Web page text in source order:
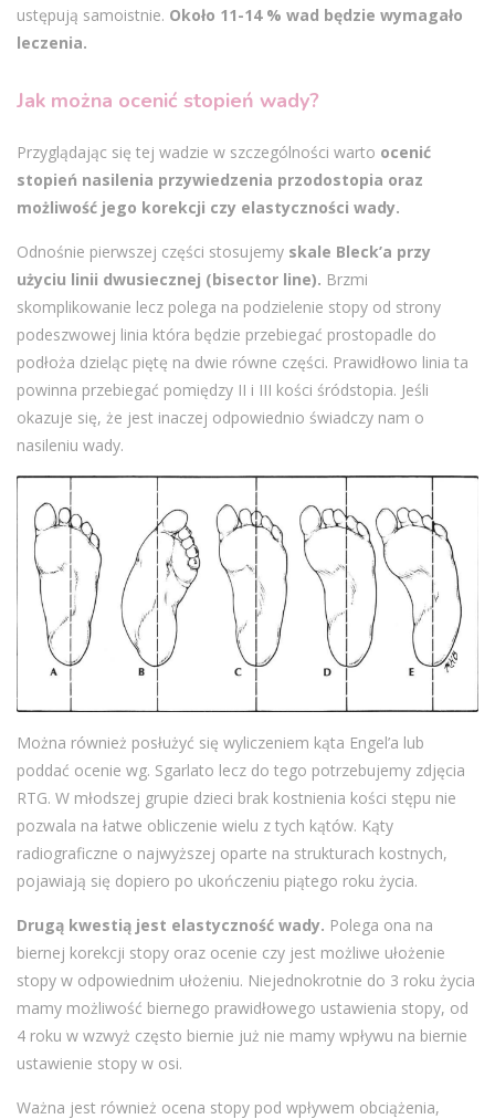
ustępują samoistnie. Około 11-14 % wad będzie wymagało
leczenia.
Jak można ocenić stopień wady?
Przyglądając się tej wadzie w szczególności warto ocenić
stopień nasilenia przywiedzenia przodostopia oraz
możliwość jego korekcji czy elastyczności wady.
Odnośnie pierwszej części stosujemy skale Bleck’a przy
użyciu linii dwusiecznej (bisector line). Brzmi
skomplikowanie lecz polega na podzielenie stopy od strony
podeszwowej linia która będzie przebiegać prostopadle do
podłoża dzieląc piętę na dwie równe części. Prawidłowo linia ta
powinna przebiegać pomiędzy II i III kości śródstopia. Jeśli
okazuje się, że jest inaczej odpowiednio świadczy nam o
nasileniu wady.
Można również posłużyć się wyliczeniem kąta Engel’a lub
poddać ocenie wg. Sgarlato lecz do tego potrzebujemy zdjęcia
RTG. W młodszej grupie dzieci brak kostnienia kości stępu nie
pozwala na łatwe obliczenie wielu z tych kątów. Kąty
radiograficzne o najwyższej oparte na strukturach kostnych,
pojawiają się dopiero po ukończeniu piątego roku życia.
Drugą kwestią jest elastyczność wady. Polega ona na
biernej korekcji stopy oraz ocenie czy jest możliwe ułożenie
stopy w odpowiednim ułożeniu. Niejednokrotnie do 3 roku życia
mamy możliwość biernego prawidłowego ustawienia stopy, od
4 roku w wzwyż często biernie już nie mamy wpływu na biernie
ustawienie stopy w osi.
Ważna jest również ocena stopy pod wpływem obciążenia,